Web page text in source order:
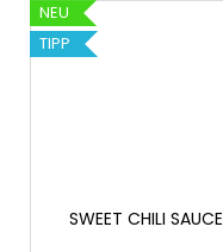
NEU
TIPP
SWEET CHILI SAUCE